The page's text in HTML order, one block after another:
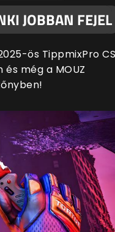
JOBBAN FEJEL
ös TippmixPro
még a MOUZ